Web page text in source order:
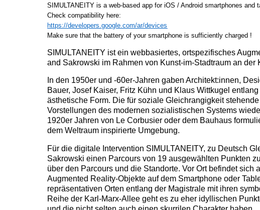
SIMULTANEITY is a web-based app for iOS / Android smartphones and
Check compatibility here:
https://developers.google.com/ar/devices
Make sure that the battery of your smartphone is sufficiently charged !
SIMULTANEITY ist ein webbasiertes, ortspezifisches
and Sakrowski im Rahmen von Kunst-im-Stadtraum an der
In den 1950er und -60er-Jahren gaben Architekt:innen,
Bauer, Josef Kaiser, Fritz Kühn und Klaus Wittkugel
ästhetische Form. Die für soziale Gleichrangigkeit
Vorstellungen des modernen sozialistischen Systems
1920er Jahren von Le Corbusier oder dem Bauhaus
dem Weltraum inspirierte Umgebung.
Für die digitale Intervention SIMULTANEITY, zu Deutsch
Sakrowski einen Parcours von 19 ausgewählten Punkten
über den Parcours und die Standorte. Vor Ort befindet
Augmented Reality-Objekte auf dem Smartphone oder
repräsentativen Orten entlang der Magistrale mit ihren
Reihe der Karl-Marx-Allee geht es zu eher idyllischen